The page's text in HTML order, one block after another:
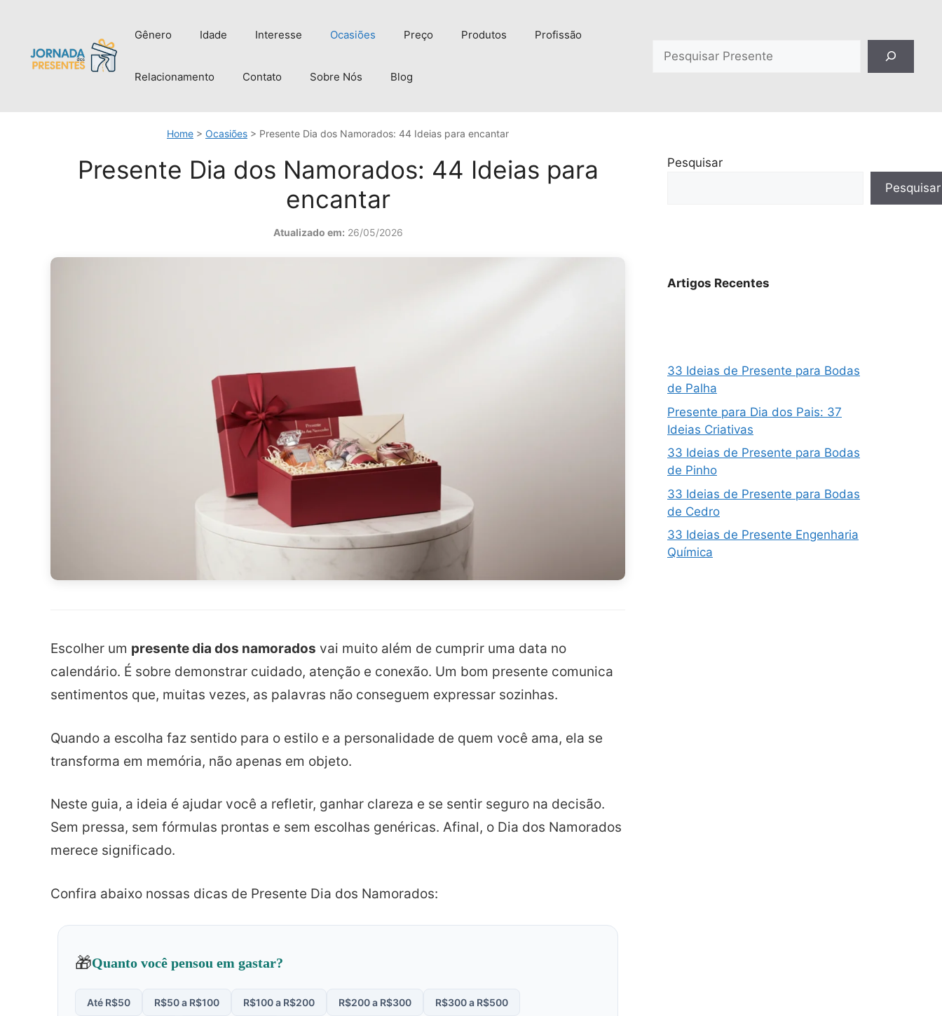
conteúdo
Gênero Idade Interesse Ocasiões Preço Produtos Profissão
Relacionamento Contato Sobre Nós Blog
Home > Ocasiões > Presente Dia dos Namorados: 44 Ideias para encantar
Presente Dia dos Namorados: 44 Ideias para
encantar
Atualizado em: 26/05/2026
Escolher um presente dia dos namorados vai muito além de cumprir uma data no
calendário. É sobre demonstrar cuidado, atenção e conexão. Um bom presente comunica
sentimentos que, muitas vezes, as palavras não conseguem expressar sozinhas.
Quando a escolha faz sentido para o estilo e a personalidade de quem você ama, ela se
transforma em memória, não apenas em objeto.
Neste guia, a ideia é ajudar você a refletir, ganhar clareza e se sentir seguro na decisão.
Sem pressa, sem fórmulas prontas e sem escolhas genéricas. Afinal, o Dia dos Namorados
merece significado.
Confira abaixo nossas dicas de Presente Dia dos Namorados:
🎁Quanto você pensou em gastar?
Até R$50 R$50 a R$100 R$100 a R$200 R$200 a R$300 R$300 a R$500
Pesquisar
Pesquisar
Artigos Recentes
33 Ideias de Presente para Bodas
de Palha
Presente para Dia dos Pais: 37
Ideias Criativas
33 Ideias de Presente para Bodas
de Pinho
33 Ideias de Presente para Bodas
de Cedro
33 Ideias de Presente Engenharia
Química